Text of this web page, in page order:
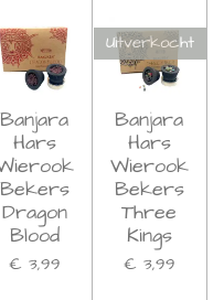
Banjara
Hars
Bekers
Dragon
Blood
€ 3,99
Uitverkocht
Banjara
Hars
Wierook
Bekers
Three
Kings
€ 3,99